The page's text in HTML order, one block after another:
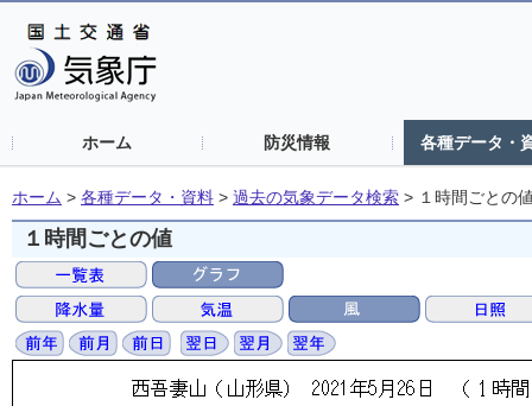
ホーム 防災情報 各種データ・
ホーム > 各種データ・資料 > 過去の気象データ検索 > １時間ごとの
１時間ごとの値